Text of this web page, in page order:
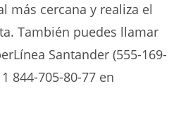
más cercana y realiza el
También puedes llamar
Santander (555-169-
844-705-80-77 en